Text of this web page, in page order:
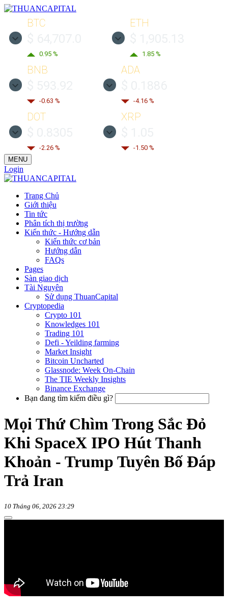
BTC
0.95 %
ETH
1.85 %
BNB
-0.63 %
ADA
-4.16 %
DOT
-2.26 %
XRP
-1.50 %
MENU
Login
Trang Chủ
Giới thiệu
Tin tức
Phân tích thị trường
Kiến thức - Hướng dẫn
Kiến thức cơ bản
Hướng dẫn
FAQs
Pages
Sàn giao dịch
Tài Nguyên
Sử dụng ThuanCapital
Cryptopedia
Crypto 101
Knowledges 101
Trading 101
Defi - Yeilding farming
Market Insight
Bitcoin Uncharted
Glassnode: Week On-Chain
The TIE Weekly Insights
Binance Exchange
Bạn đang tìm kiếm điều gì?
Mọi Thứ Chìm Trong Sắc Đỏ
Khi SpaceX IPO Hút Thanh
Khoản - Trump Tuyên Bố Đáp
Trả Iran
10 Tháng 06, 2026 23:29